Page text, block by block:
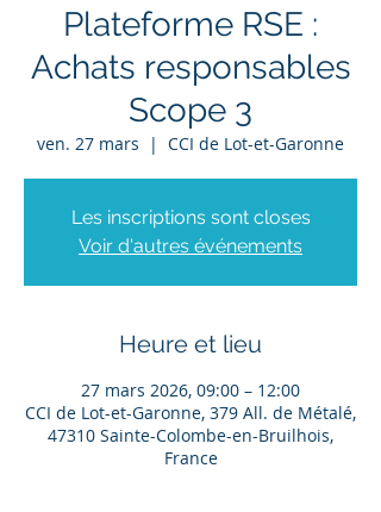
Plateforme RSE :
Achats responsables
Scope 3
ven. 27 mars
  |
CCI de Lot-et-Garonne
Les inscriptions sont closes
Voir d'autres événements
Heure et lieu
27 mars 2026, 09:00 – 12:00
CCI de Lot-et-Garonne, 379 All. de Métalé,
47310 Sainte-Colombe-en-Bruilhois,
France